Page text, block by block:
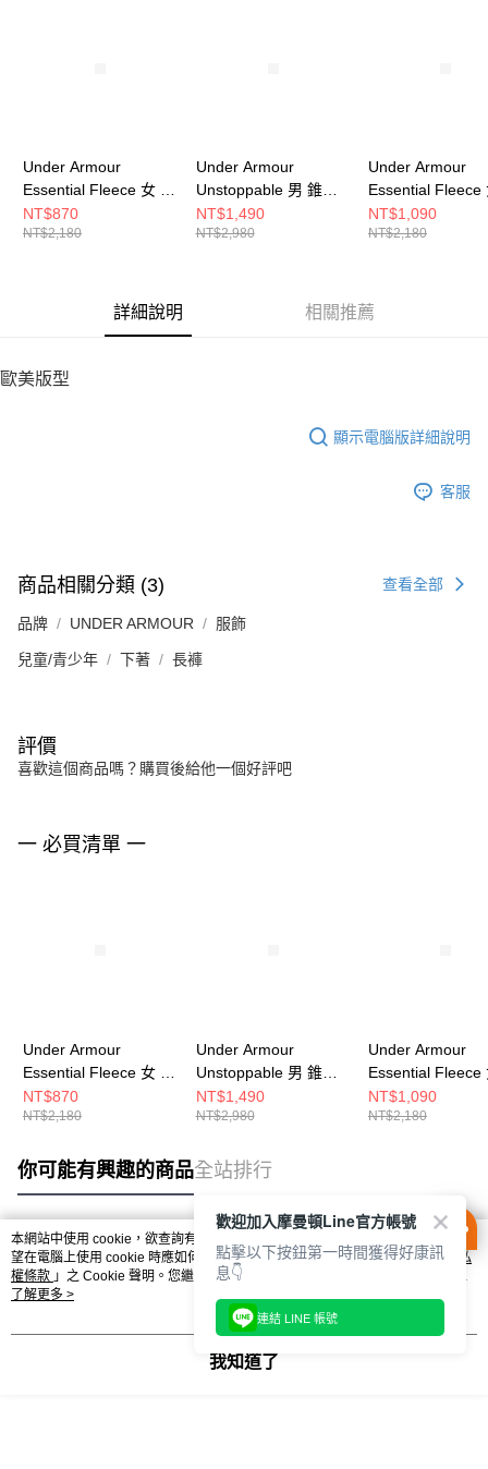
Under Armour
Essential Fleece 女 錐
形長褲 1379443-001
NT$870
NT$2,180
Under Armour
Unstoppable 男 錐形
長褲 1352028-390
NT$1,490
NT$2,980
Under Armour
Essential Fleece
袖上衣
NT$1,090
NT$2,180
詳細說明 相關推薦
歐美版型
顯示電腦版詳細說明
客服
商品相關分類 (3) 查看全部
品牌 UNDER ARMOUR 服飾
兒童/青少年 下著 長褲
評價
喜歡這個商品嗎？購買後給他一個好評吧
一 必買清單 一
Under Armour
Essential Fleece 女 錐
形長褲 1379443-001
NT$870
NT$2,180
Under Armour
Unstoppable 男 錐形
長褲 1352028-390
NT$1,490
NT$2,980
Under Armour
Essential Fleece
袖上衣
NT$1,090
NT$2,180
你可能有興趣的商品全站排行
熱門標籤
本網站中使用 cookie，欲查詢有關本網站使用 cookie 方式之詳情，及若您不希
望在電腦上使用 cookie 時應如何變更電腦的 cookie 設定，請參閱本網站「
隱私
權條款 」之 Cookie 聲明。您繼續使用本網站即表示您同意本公司得按本網站使
用條款之 Cookie 聲明使用 cookie。
了解更多 >
我知道了
歡迎加入摩曼頓Line官方帳號
點擊以下按鈕第一時間獲得好康訊
息👇
連結 LINE 帳號